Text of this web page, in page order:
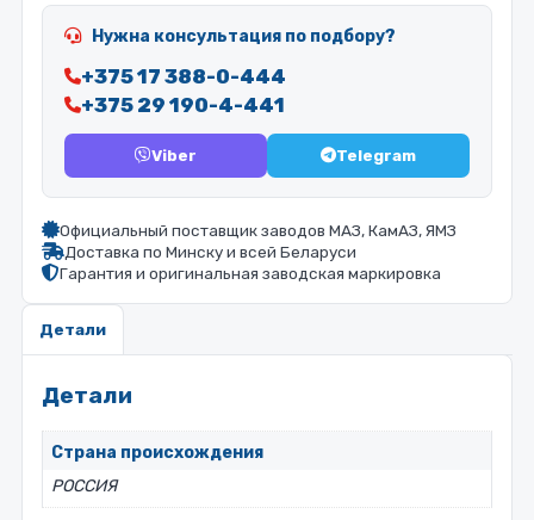
Нужна консультация по подбору?
+375 17 388-0-444
+375 29 190-4-441
Viber Telegram
Официальный поставщик заводов МАЗ, КамАЗ, ЯМЗ
Доставка по Минску и всей Беларуси
Гарантия и оригинальная заводская маркировка
Детали
Детали
Страна происхождения
РОССИЯ